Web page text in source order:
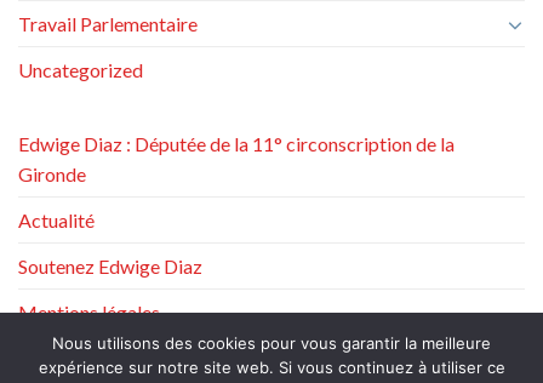
Travail Parlementaire
Uncategorized
Edwige Diaz : Députée de la 11° circonscription de la
Gironde
Actualité
Soutenez Edwige Diaz
Mentions légales
Politique de protection des données à caractère personnel
Nous utilisons des cookies pour vous garantir la meilleure
expérience sur notre site web. Si vous continuez à utiliser ce